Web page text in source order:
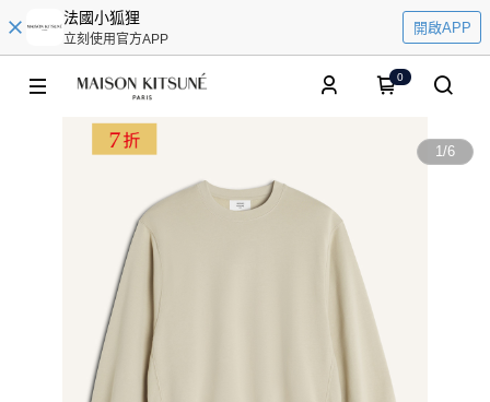
法國小狐狸
立刻使用官方APP
開啟APP
0
1/6